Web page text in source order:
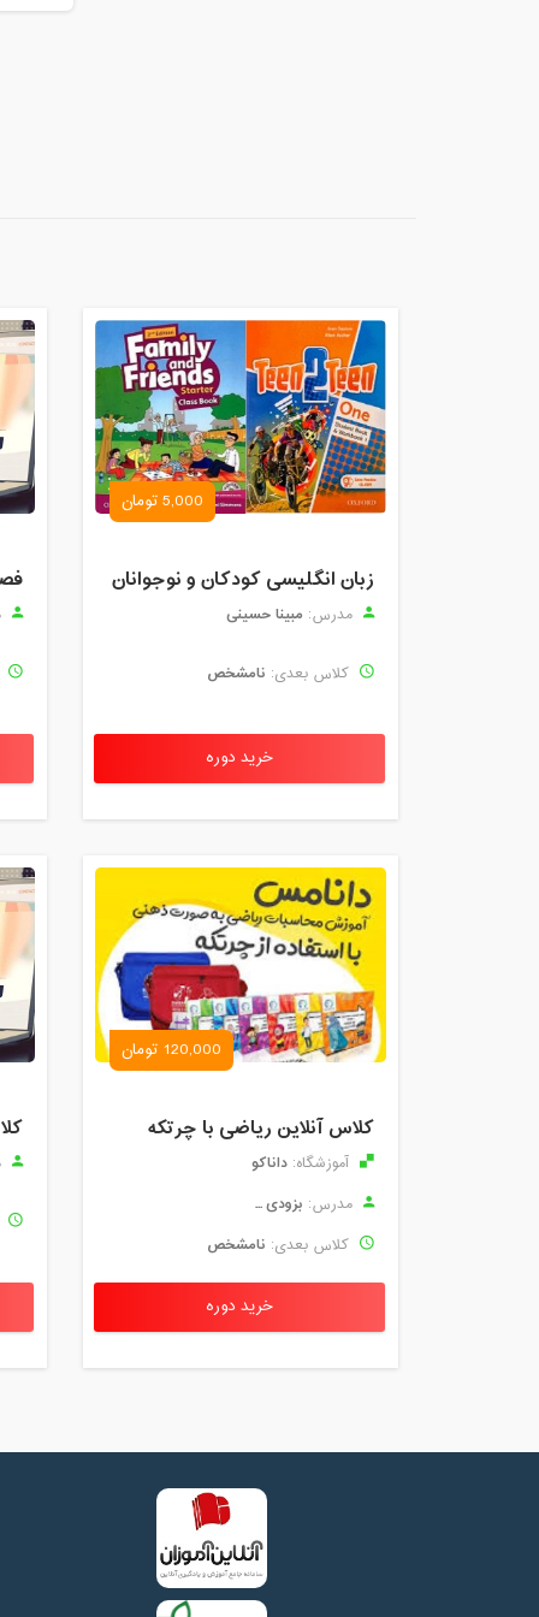
5,000 تومان
زبان انگلیسی کودکان و نوجوانان
مدرس: مبینا حسینی
کلاس بعدی: نامشخص
خرید دوره
120,000 تومان
کلاس آنلاین ریاضی با چرتکه
آموزشگاه: داناکو
مدرس: بزودی ...
کلاس بعدی: نامشخص
خرید دوره